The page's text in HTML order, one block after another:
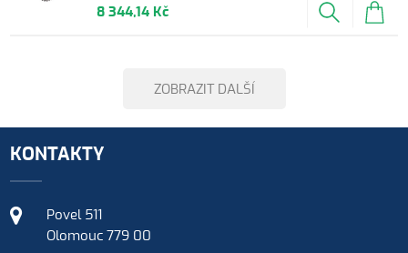
8 344,14 Kč
ZOBRAZIT DALŠÍ
KONTAKTY
Povel 511
Olomouc 779 00